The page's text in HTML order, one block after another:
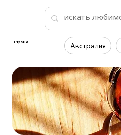
Страна Австралия